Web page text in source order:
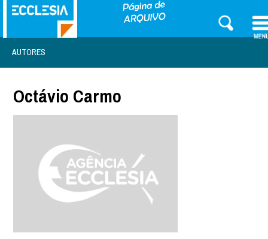
AUTORES
Octávio Carmo